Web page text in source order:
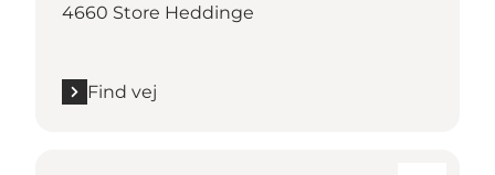
4660 Store Heddinge
Find vej